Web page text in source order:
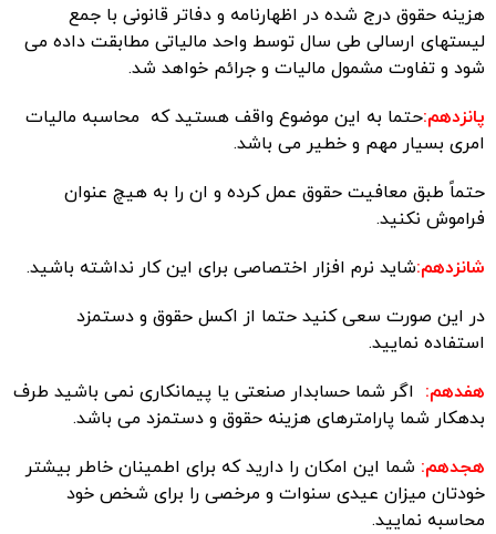
هزینه حقوق درج شده در اظهارنامه و دفاتر قانونی با جمع
لیستهای ارسالی طی سال توسط واحد مالیاتی مطابقت داده می
شود و تفاوت مشمول مالیات و جرائم خواهد شد.
پانزدهم:حتما به این موضوع واقف هستید که محاسبه مالیات
امری بسیار مهم و خطیر می باشد.
حتماً طبق معافیت حقوق عمل کرده و ان را به هیچ عنوان
فراموش نکنید.
شانزدهم:شاید نرم افزار اختصاصی برای این کار نداشته باشید.
در این صورت سعی کنید حتما از اکسل حقوق و دستمزد
استفاده نمایید.
هفدهم: اگر شما حسابدار صنعتی یا پیمانکاری نمی باشید طرف
بدهکار شما پارامترهای هزینه حقوق و دستمزد می باشد.
هجدهم: شما این امکان را دارید که برای اطمینان خاطر بیشتر
خودتان میزان عیدی سنوات و مرخصی را برای شخص خود
محاسبه نمایید.